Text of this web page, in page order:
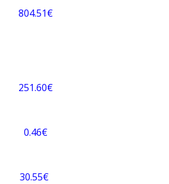
804.51€
251.60€
0.46€
30.55€